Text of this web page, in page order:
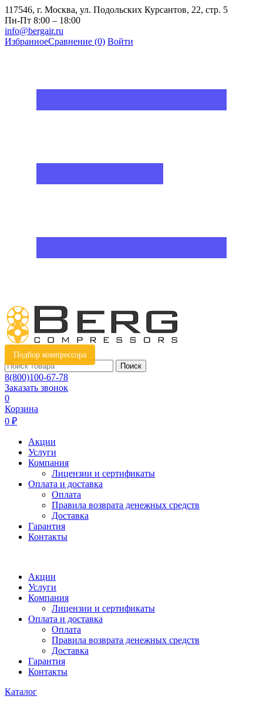
117546, г. Москва, ул. Подольских Курсантов, 22, стр. 5
Пн-Пт 8:00 – 18:00
info@bergair.ru
ИзбранноеСравнение (0) Войти
Подбор компрессора
Поиск
8(800)100-67-78
Заказать звонок
0
Корзина
0 ₽
Акции
Услуги
Компания
Лицензии и сертификаты
Оплата и доставка
Оплата
Правила возврата денежных средств
Доставка
Гарантия
Контакты
Акции
Услуги
Компания
Лицензии и сертификаты
Оплата и доставка
Оплата
Правила возврата денежных средств
Доставка
Гарантия
Контакты
Каталог